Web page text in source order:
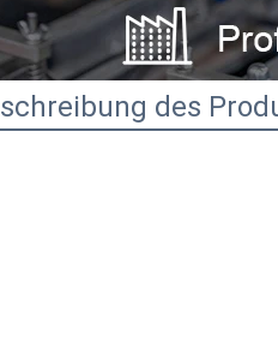
des